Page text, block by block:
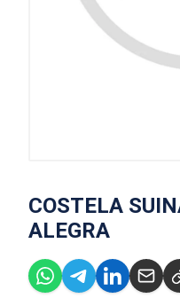
COSTELA
ALEGRA